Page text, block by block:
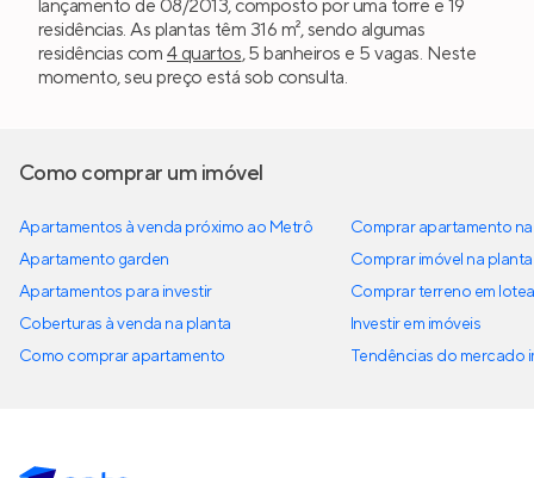
lançamento de 08/2013, composto por uma torre e 19
residências. As plantas têm 316 m², sendo algumas
residências com 4 quartos, 5 banheiros e 5 vagas. Neste
momento, seu preço está sob consulta.
Como comprar um imóvel
Apartamentos à venda próximo ao Metrô
Apartamento garden
Apartamentos para investir
Coberturas à venda na planta
Como comprar apartamento
Comprar apartamento
Comprar imóvel na planta
Comprar terreno em
Investir em imóveis
Tendências do mercado